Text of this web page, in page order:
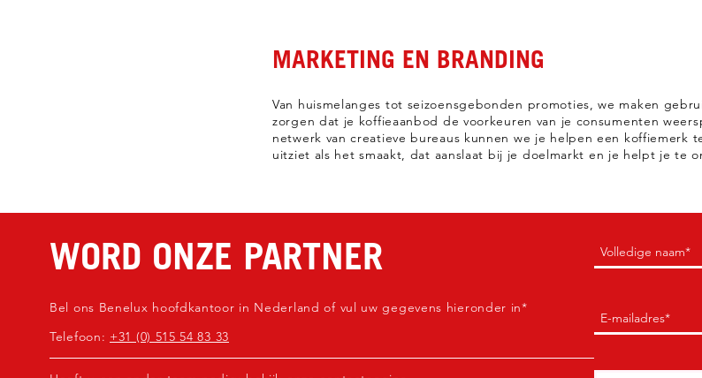
MARKETING EN BRANDING
Van huismelanges tot seizoensgebonden promoties, we maken
zorgen dat je koffieaanbod de voorkeuren van je consumenten
netwerk van creatieve bureaus kunnen we je helpen een koffiemerk
uitziet als het smaakt, dat aanslaat bij je doelmarkt en je helpt je te
WORD ONZE PARTNER
Bel ons Benelux hoofdkantoor in Nederland of vul uw gegevens hieronder in*
Telefoon: +31 (0) 515 54 83 33
Naam
(Verplicht)
E-
mail(Verplicht)